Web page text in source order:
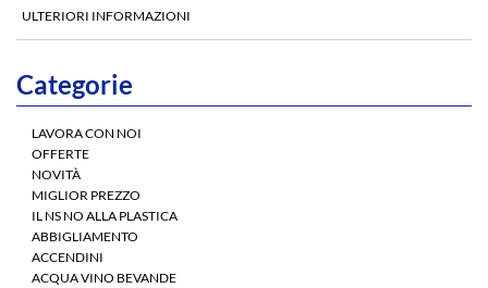
ULTERIORI INFORMAZIONI
Categorie
LAVORA CON NOI
OFFERTE
NOVITÀ
MIGLIOR PREZZO
IL NS NO ALLA PLASTICA
ABBIGLIAMENTO
ACCENDINI
ACQUA VINO BEVANDE